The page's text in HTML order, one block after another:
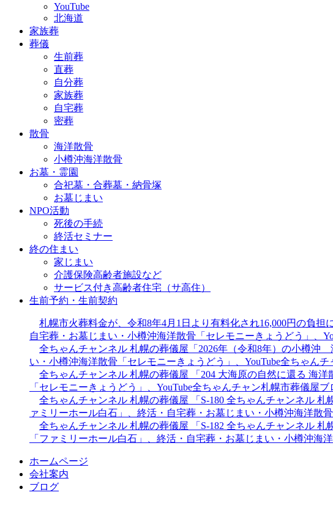
YouTube
北海道
家族葬
葬儀
生前葬
直葬
自分葬
家族葬
自宅葬
密葬
散骨
海洋散骨
小樽沖海洋散骨
お墓・霊園
合祀墓・合葬墓・納骨塚
お墓じまい
NPO活動
死後の手続
終活セミナー
終の住まい
家じまい
介護保険高齢者施設など
サービス付き高齢者住宅（サ高住）
生前予約・生前契約
札幌市火葬料金が、令和8年4月1日より有料化され16,000円の負
自宅葬・お墓じまい・小樽沖海洋散骨「セレモニーきょうどう」、
全ちゃんチャンネル 札幌の葬儀屋「2026年（令和8年）の小樽
い・小樽沖海洋散骨「セレモニーきょうどう」、YouTube全ちゃんチ
全ちゃんチャンネル 札幌の葬儀屋 「204 大海原の自然に還る 海
「セレモニーきょうどう」、YouTube全ちゃんチャン札幌市葬儀屋ブ
全ちゃんチャンネル 札幌の葬儀屋 「S-180 全ちゃんチャンネル
ァミリーホール白石」、終活・自宅葬・お墓じまい・小樽沖海洋散
全ちゃんチャンネル 札幌の葬儀屋 「S-182 全ちゃんチャンネル
「ファミリーホール白石」、終活・自宅葬・お墓じまい・小樽沖海
ホームページ
会社案内
ブログ